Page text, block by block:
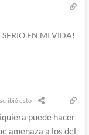
EN MI VIDA!
esto
puede hacer
amenaza a los del